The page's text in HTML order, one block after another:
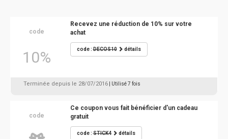
code
10%
Recevez une réduction de 10% sur votre
achat
code :DECOS10 détails
Terminée depuis le 28/07/2016 | Utilisé 7 fois
code
Ce coupon vous fait bénéficier d'un cadeau
gratuit
code :STICK4 détails